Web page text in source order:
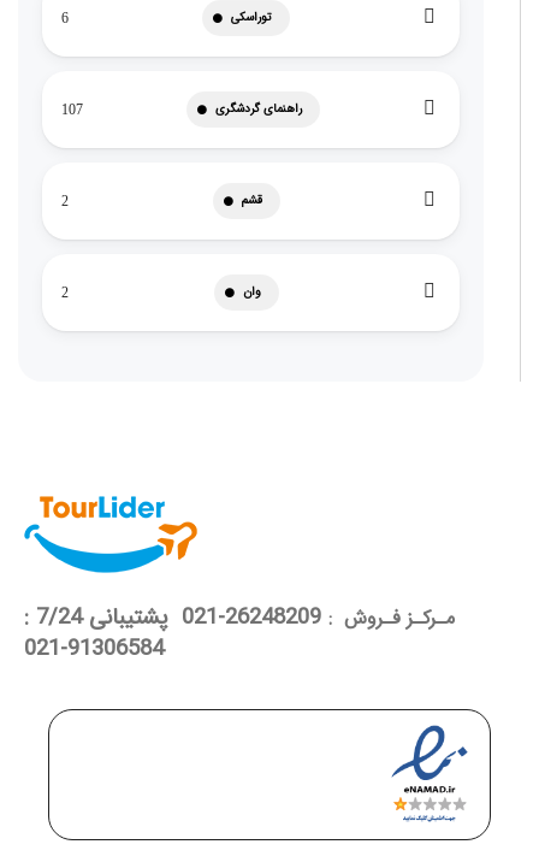
توراسکی 6
راهنمای گردشگری 107
قشم 2
وان 2
مـرکـز فـروش :
26248209-021 پشتیبانی 7/24 :
91306584-021